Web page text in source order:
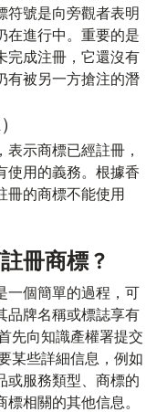
符號是向旁觀者表明
在進行中。重要的是
完成注冊，它還沒有
有被另一方搶注的潛
表示商標已經註冊，
使用的義務。根據香
冊的商標不能使用
冊商標 ?
一個簡單的過程，可
品牌名稱或標誌享有
先向知識產權署提交
某些詳細信息，例如
或服務類型、商標的
標相關的其他信息。